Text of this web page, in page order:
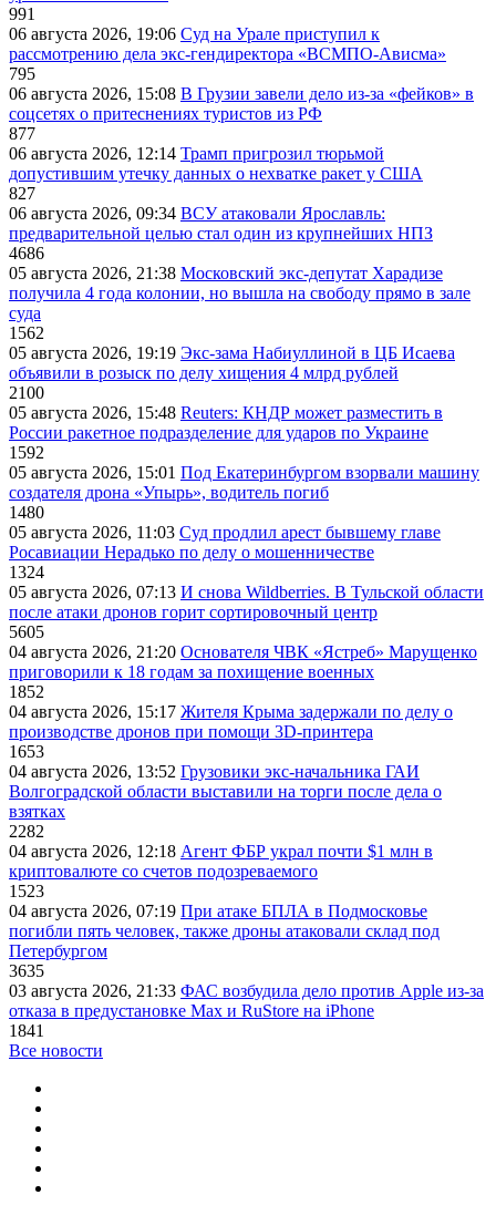
991
06 августа 2026, 19:06 Суд на Урале приступил к
рассмотрению дела экс-гендиректора «ВСМПО-Ависма»
795
06 августа 2026, 15:08 В Грузии завели дело из-за «фейков» в
соцсетях о притеснениях туристов из РФ
877
06 августа 2026, 12:14 Трамп пригрозил тюрьмой
допустившим утечку данных о нехватке ракет у США
827
06 августа 2026, 09:34 ВСУ атаковали Ярославль:
предварительной целью стал один из крупнейших НПЗ
4686
05 августа 2026, 21:38 Московский экс-депутат Харадизе
получила 4 года колонии, но вышла на свободу прямо в зале
суда
1562
05 августа 2026, 19:19 Экс-зама Набиуллиной в ЦБ Исаева
объявили в розыск по делу хищения 4 млрд рублей
2100
05 августа 2026, 15:48 Reuters: КНДР может разместить в
России ракетное подразделение для ударов по Украине
1592
05 августа 2026, 15:01 Под Екатеринбургом взорвали машину
создателя дрона «Упырь», водитель погиб
1480
05 августа 2026, 11:03 Суд продлил арест бывшему главе
Росавиации Нерадько по делу о мошенничестве
1324
05 августа 2026, 07:13 И снова Wildberries. В Тульской области
после атаки дронов горит сортировочный центр
5605
04 августа 2026, 21:20 Основателя ЧВК «Ястреб» Марущенко
приговорили к 18 годам за похищение военных
1852
04 августа 2026, 15:17 Жителя Крыма задержали по делу о
производстве дронов при помощи 3D‑принтера
1653
04 августа 2026, 13:52 Грузовики экс-начальника ГАИ
Волгоградской области выставили на торги после дела о
взятках
2282
04 августа 2026, 12:18 Агент ФБР украл почти $1 млн в
криптовалюте со счетов подозреваемого
1523
04 августа 2026, 07:19 При атаке БПЛА в Подмосковье
погибли пять человек, также дроны атаковали склад под
Петербургом
3635
03 августа 2026, 21:33 ФАС возбудила дело против Apple из-за
отказа в предустановке Max и RuStore на iPhone
1841
Все новости